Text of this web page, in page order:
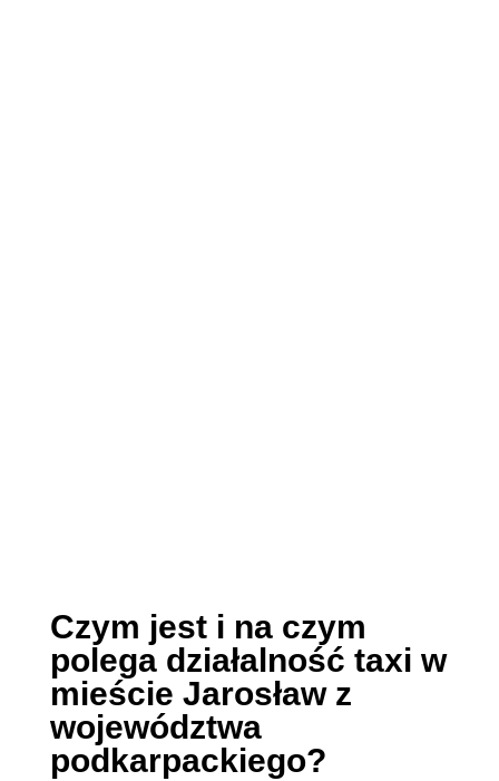
Czym jest i na czym
polega działalność taxi w
mieście Jarosław z
województwa
podkarpackiego?